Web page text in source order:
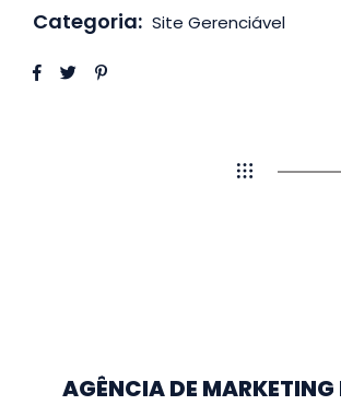
Categoria: Site Gerenciável
AGÊNCIA DE